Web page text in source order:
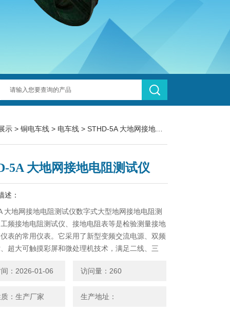
示 > 铜电车线 > 电车线 > STHD-5A 大地网接地电阻测试仪
5A 大地网接地电阻测试仪
述：
大地网接地电阻测试仪数字式大型地网接地电阻测
频接地电阻测试仪、接地电阻表等是检验测量接地
表的常用仪表。它采用了新型变频交流电源、双频
超大可触摸彩屏和微处理机技术，满足二线、三
电势，接触电压、电流相角等参数。
：2026-01-06 访问量：260
：生产厂家 生产地址：